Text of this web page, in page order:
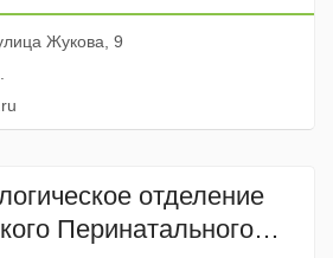
Жукова, 9
отделение
Перинатального